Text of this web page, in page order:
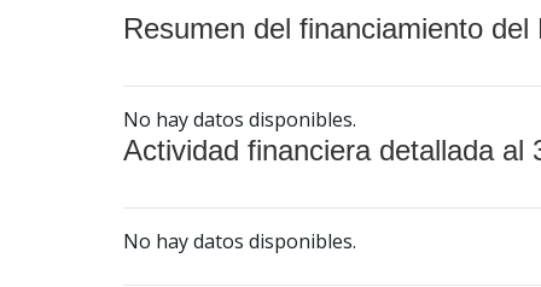
Resumen del financiamiento
No hay datos disponibles.
Actividad financiera detallada al
No hay datos disponibles.